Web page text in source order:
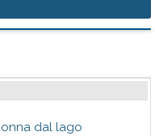
dal lago